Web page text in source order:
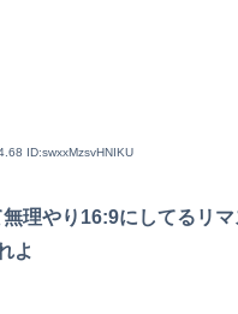
ID:swxxMzsvHNIKU
理やり16:9にしてるリマ
よ